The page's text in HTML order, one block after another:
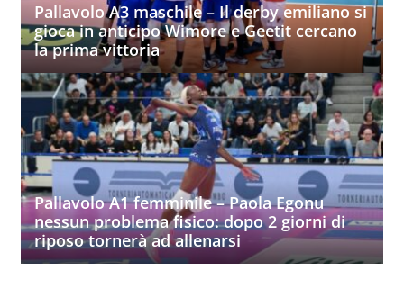
Pallavolo A3 maschile – Il derby emiliano si
gioca in anticipo Wimore e Geetit cercano
la prima vittoria
Pallavolo A1 femminile – Paola Egonu
nessun problema fisico: dopo 2 giorni di
riposo tornerà ad allenarsi